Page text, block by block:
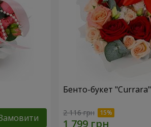
Бенто-букет "Currara"
2 116 грн